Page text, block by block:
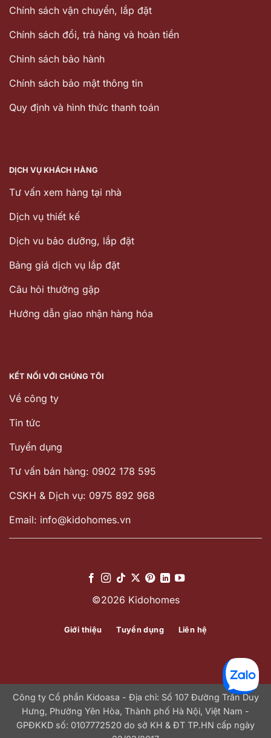
Chính sách vận chuyển, lắp đặt
Chính sách đổi, trả hàng và hoàn tiền
Chinh sách bảo hành
Chính sách bảo mật thông tin
Quy định và hình thức thanh toán
DỊCH VỤ KHÁCH HÀNG
Tư vấn xem hàng tại nhà
Dịch vụ thiết kế
Dịch vu bảo dưỡng, lắp đặt
Bảng giá dịch vụ lắp đặt
Câu hỏi thường gặp
Hướng dẫn giao nhận hàng hóa
KẾT NỐI VỚI CHÚNG TÔI
Về công ty
Tin tức
Tuyển dụng
Tư vấn bán hàng: 0902 178 595
CSKH & Dịch vụ: 0975 892 968
Email: info@kidohomes.vn
©2026 Kidohomes
Giới thiệu Tuyển dụng Liên hệ
Công ty Cổ phần Kidoasa - Địa chỉ: Số 107 Đường Trần Duy
Hưng, Phường Yên Hòa, Thành phố Hà Nội, Việt Nam -
GPĐKKD số: 0107772520 do sở KH & ĐT TP.HN cấp ngày